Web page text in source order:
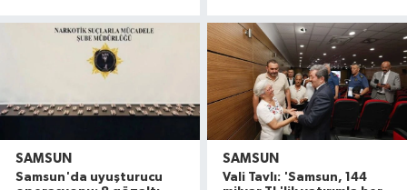
SAMSUN
Samsun'da uyuşturucu
SAMSUN
Vali Tavlı: 'Samsun, 144
11:34 |Tavuk yüklü tır, önündeki kamyona çarptı: 2